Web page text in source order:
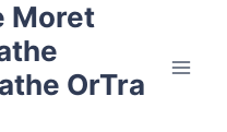
Moret
OrTra